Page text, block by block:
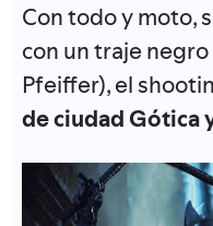
Con todo y moto,
con un traje
Pfeiffer), el
de ciudad Gótica